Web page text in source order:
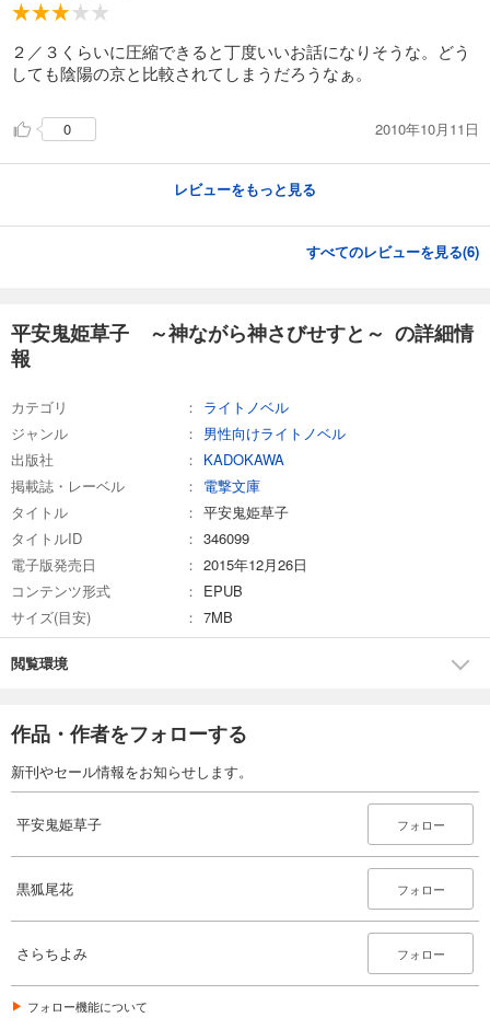
２／３くらいに圧縮できると丁度いいお話になりそうな。どう
しても陰陽の京と比較されてしまうだろうなぁ。
0 2010年10月11日
レビューをもっと見る
すべてのレビューを見る(6)
平安鬼姫草子 ～神ながら神さびせすと～ の詳細情
報
カテゴリ
ライトノベル
ジャンル
男性向けライトノベル
出版社
KADOKAWA
掲載誌・レーベル
電撃文庫
タイトル
平安鬼姫草子
タイトルID
346099
電子版発売日
2015年12月26日
コンテンツ形式
EPUB
サイズ(目安)
7MB
閲覧環境
作品・作者をフォローする
新刊やセール情報をお知らせします。
平安鬼姫草子 フォロー
黒狐尾花 フォロー
さらちよみ フォロー
フォロー機能について